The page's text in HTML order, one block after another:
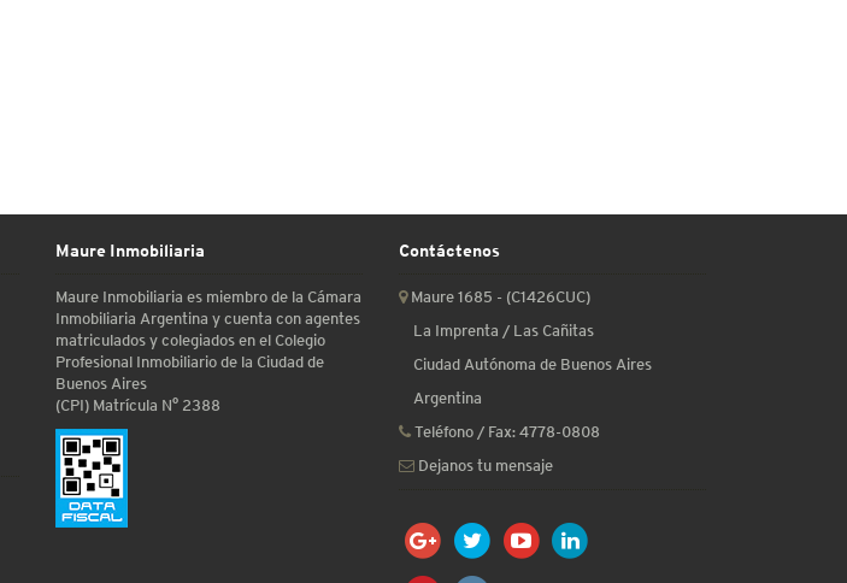
Maure Inmobiliaria
Maure Inmobiliaria es miembro de la Cámara
Inmobiliaria Argentina y cuenta con agentes
matriculados y colegiados en el Colegio
Profesional Inmobiliario de la Ciudad de
Buenos Aires
(CPI) Matrícula N° 2388
Contáctenos
Maure 1685 - (C1426CUC)
La Imprenta / Las Cañitas
Ciudad Autónoma de Buenos Aires
Argentina
Teléfono / Fax:4778-0808
Dejanos tu mensaje